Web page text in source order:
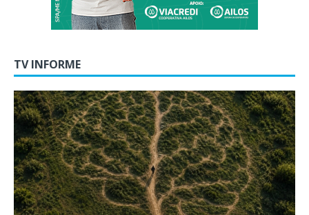
TV INFORME